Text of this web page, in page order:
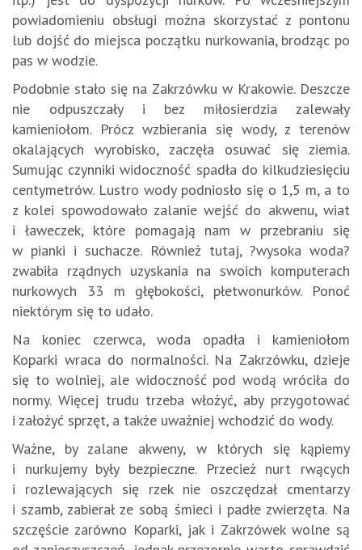
powiadomieniu obsługi można skorzystać z pontonu
lub dojść do miejsca początku nurkowania, brodząc po
pas w wodzie.
Podobnie stało się na Zakrzówku w Krakowie. Deszcze
nie odpuszczały i bez miłosierdzia zalewały
kamieniołom. Prócz wzbierania się wody, z terenów
okalających wyrobisko, zaczęła osuwać się ziemia.
Sumując czynniki widoczność spadła do kilkudziesięciu
centymetrów. Lustro wody podniosło się o 1,5 m, a to
z kolei spowodowało zalanie wejść do akwenu, wiat
i ławeczek, które pomagają nam w przebraniu się
w pianki i suchacze. Również tutaj, ?wysoka woda?
zwabiła rządnych uzyskania na swoich komputerach
nurkowych 33 m głębokości, płetwonurków. Ponoć
niektórym się to udało.
Na koniec czerwca, woda opadła i kamieniołom
Koparki wraca do normalności. Na Zakrzówku, dzieje
się to wolniej, ale widoczność pod wodą wróciła do
normy. Więcej trudu trzeba włożyć, aby przygotować
i założyć sprzęt, a także uważniej wchodzić do wody.
Ważne, by zalane akweny, w których się kąpiemy
i nurkujemy były bezpieczne. Przecież nurt rwących
i rozlewających się rzek nie oszczędzał cmentarzy
i szamb, zabierał ze sobą śmieci i padłe zwierzęta. Na
szczęście zarówno Koparki, jak i Zakrzówek wolne są